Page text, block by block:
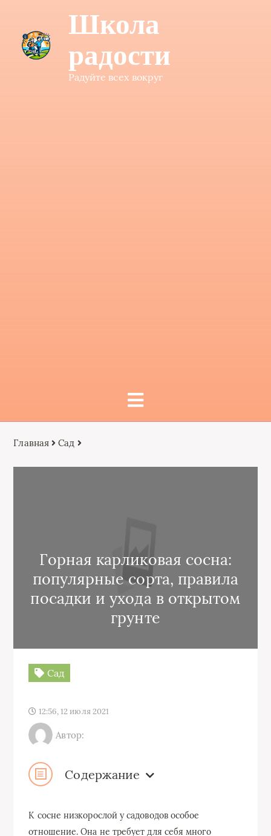
Школа
радости
Радуйте всех вокруг
Главная Сад
Горная карликовая сосна:
популярные сорта, правила
посадки и ухода в открытом
грунте
Сад
12:56, 12 июля 2021
Автор:
Содержание
К сосне низкорослой у садоводов особое
отношение. Она не требует для себя много